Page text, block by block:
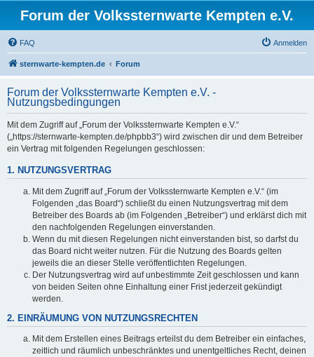
Forum der Volkssternwarte Kempten e.V.
FAQ Anmelden
sternwarte-kempten.de Forum
Forum der Volkssternwarte Kempten e.V. -
Nutzungsbedingungen
Mit dem Zugriff auf „Forum der Volkssternwarte Kempten e.V.“
(„https://sternwarte-kempten.de/phpbb3“) wird zwischen dir und dem Betreiber
ein Vertrag mit folgenden Regelungen geschlossen:
1. NUTZUNGSVERTRAG
Mit dem Zugriff auf „Forum der Volkssternwarte Kempten e.V.“ (im
Folgenden „das Board“) schließt du einen Nutzungsvertrag mit dem
Betreiber des Boards ab (im Folgenden „Betreiber“) und erklärst dich mit
den nachfolgenden Regelungen einverstanden.
Wenn du mit diesen Regelungen nicht einverstanden bist, so darfst du
das Board nicht weiter nutzen. Für die Nutzung des Boards gelten
jeweils die an dieser Stelle veröffentlichten Regelungen.
Der Nutzungsvertrag wird auf unbestimmte Zeit geschlossen und kann
von beiden Seiten ohne Einhaltung einer Frist jederzeit gekündigt
werden.
2. EINRÄUMUNG VON NUTZUNGSRECHTEN
Mit dem Erstellen eines Beitrags erteilst du dem Betreiber ein einfaches,
zeitlich und räumlich unbeschränktes und unentgeltliches Recht, deinen